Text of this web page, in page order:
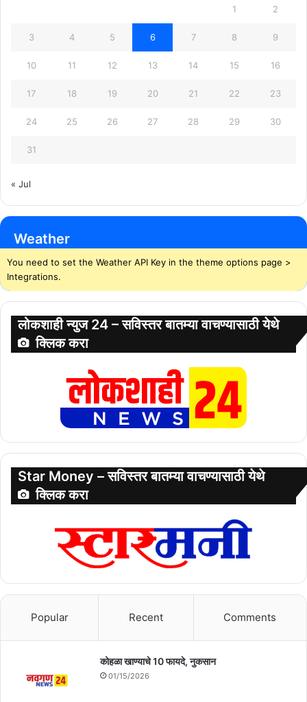
1 2
3 4 5 6 7 8 9
10 11 12 13 14 15 16
17 18 19 20 21 22 23
24 25 26 27 28 29 30
31
« Jul
Weather
You need to set the Weather API Key in the theme options page >
Integrations.
लोकशाही न्युज 24 – सविस्तर बातम्या वाचण्यासाठी येथे
क्लिक करा
Star Money – सविस्तर बातम्या वाचण्यासाठी येथे
क्लिक करा
Popular Recent Comments
कोहळा खाण्याचे 10 फायदे, नुकसान
01/15/2026